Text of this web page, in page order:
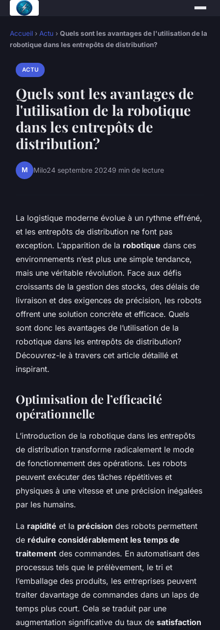
Accueil › Actu › Quels sont les avantages de l'utilisation de la
robotique dans les entrepôts de distribution?
ACTU
Quels sont les avantages de
l'utilisation de la robotique
dans les entrepôts de
distribution?
M Milo24 septembre 20249 min de lecture
La logistique moderne évolue à un rythme effréné,
et les entrepôts de distribution ne font pas
exception. L’apparition de la robotique dans ces
environnements n’est plus une simple tendance,
mais une véritable révolution. Face aux défis
croissants de la gestion des stocks, des délais de
livraison et des exigences de précision, les robots
offrent une solution concrète et efficace. Quels
sont donc les avantages de l’utilisation de la
robotique dans les entrepôts de distribution?
Découvrez-le à travers cet article détaillé et
inspirant.
Optimisation de l’efficacité
opérationnelle
L’introduction de la robotique dans les entrepôts
de distribution transforme radicalement le mode
de fonctionnement des opérations. Les robots
peuvent exécuter des tâches répétitives et
physiques à une vitesse et une précision inégalées
par les humains.
La rapidité et la précision des robots permettent
de réduire considérablement les temps de
traitement des commandes. En automatisant des
processus tels que le prélèvement, le tri et
l’emballage des produits, les entreprises peuvent
traiter davantage de commandes dans un laps de
temps plus court. Cela se traduit par une
augmentation significative du taux de satisfaction